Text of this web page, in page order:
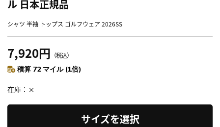
ル 日本正規品
シャツ 半袖 トップス ゴルフウェア 2026SS
7,920円 （税込）
積算 72 マイル (1倍)
在庫 ×
サイズを選択